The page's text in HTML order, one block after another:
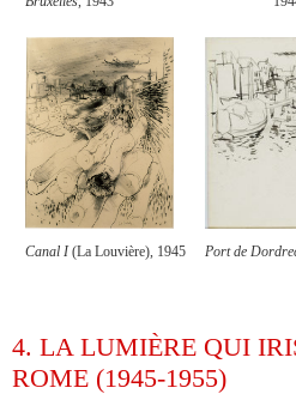
Canal I(La Louvière), 1945 Port de
4. LA LUMIÈRE QUI
ROME (1945-1955)